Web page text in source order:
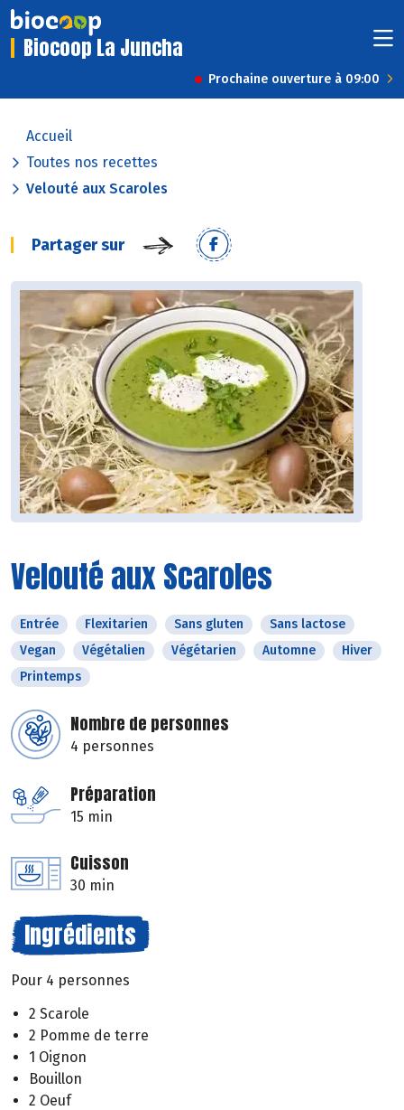
Biocoop La Juncha
Prochaine ouverture à 09:00
Accueil
Toutes nos recettes
Velouté aux Scaroles
Partager sur
Velouté aux Scaroles
Entrée Flexitarien Sans gluten
Sans lactose
Vegan
Végétalien Végétarien Automne
Hiver
Printemps
Nombre de personnes
4 personnes
Préparation
15 min
Cuisson
30 min
Ingrédients
Pour 4 personnes
2 Scarole
2 Pomme de terre
1 Oignon
Bouillon
2 Oeuf